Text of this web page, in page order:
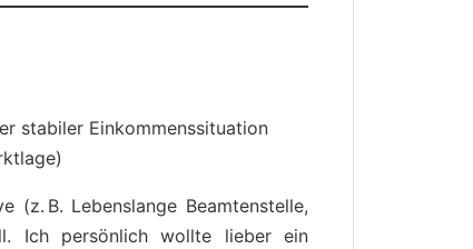
stabiler Einkommenssituation
(z. B. Lebenslange Beamtenstelle,
Ich persönlich wollte lieber ein